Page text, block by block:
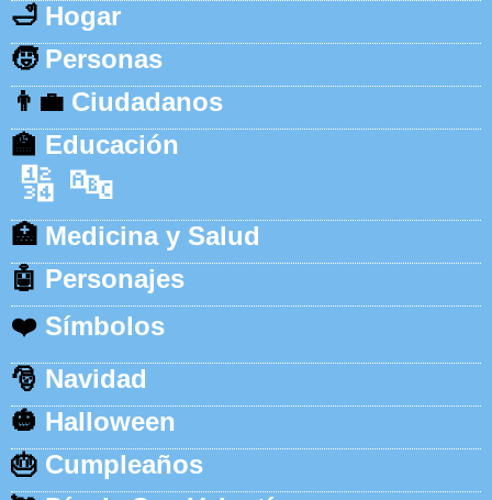
🛁 Hogar
🧒 Personas
👨‍💼 Ciudadanos
🏫 Educación
🔢 🔤
🏥 Medicina y Salud
🤖 Personajes
❤️ Símbolos
🎅 Navidad
🎃 Halloween
🎂 Cumpleaños